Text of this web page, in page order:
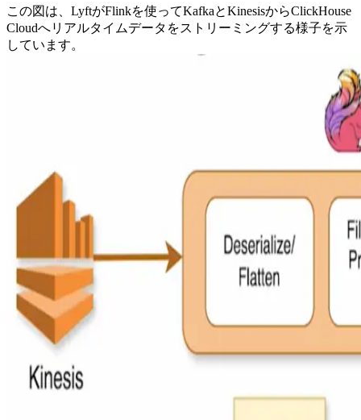
この図は、LyftがFlinkを使ってKafkaとKinesisからClickHouse
Cloudへリアルタイムデータをストリーミングする様子を示
しています。